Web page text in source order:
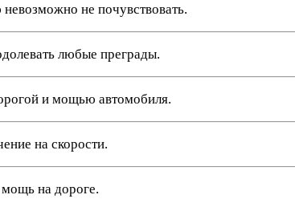
не почувствовать.
любые преграды.
и мощью автомобиля.
на скорости.
мощь на дороге.